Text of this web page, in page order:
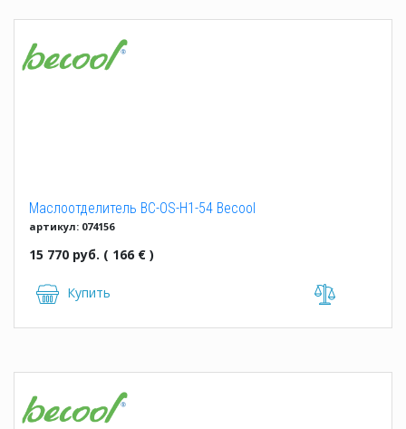
Маслоотделитель BC-OS-H1-54 Becool
артикул: 074156
15 770 руб. ( 166 € )
Купить